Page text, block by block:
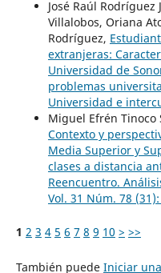
José Raúl Rodríguez
Villalobos, Oriana
Rodríguez,
extranjeras:
Universidad de
problemas
Universidad e
Miguel Efrén Tinoco
Contexto y
Media Superior y
clases a distancia
Reencuentro.
Vol. 31 Núm. 78
1 2 3 4 5 6 7 8 9 10 > >>
También puede Iniciar